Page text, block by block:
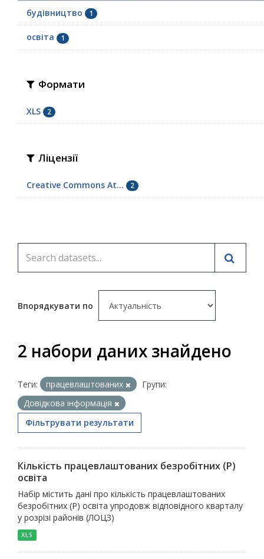
будівництво 1
освіта 1
Формати
XLS 2
Ліцензії
Creative Commons At... 2
Впорядкувати по
2 набори даних знайдено
Теги: працевлаштованих
Групи:
Довідкова інформація
Фільтрувати результати
Кількість працевлаштованих безробітних (P)
освіта
Набір містить дані про кількість працевлаштованих
безробітних (P) освіта упродовж відповідного кварталу
у розрізі районів (ЛОЦЗ)
XLS